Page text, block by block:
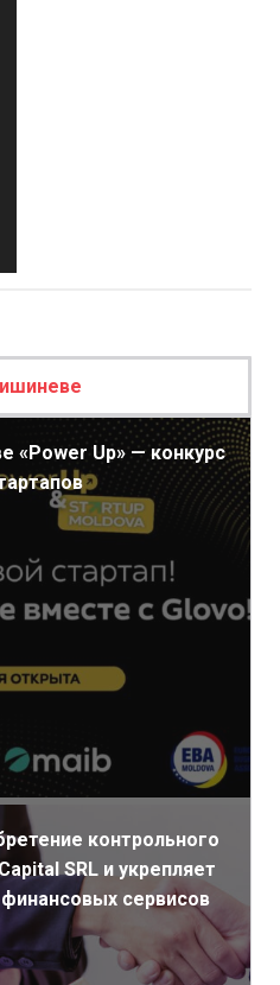
«Power Up» — конкурс
контрольного
SRL и укрепляет
сервисов